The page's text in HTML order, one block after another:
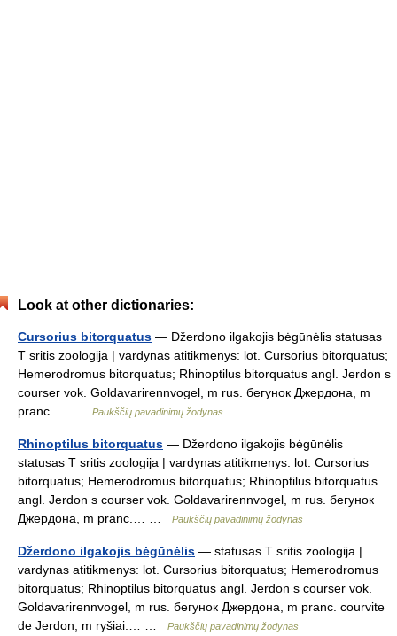
Look at other dictionaries:
Cursorius bitorquatus — Džerdono ilgakojis bėgūnėlis statusas
T sritis zoologija | vardynas atitikmenys: lot. Cursorius bitorquatus;
Hemerodromus bitorquatus; Rhinoptilus bitorquatus angl. Jerdon s
courser vok. Goldavarirennvogel, m rus. бегунок Джердона, m
pranc.… …
Paukščių pavadinimų žodynas
Rhinoptilus bitorquatus — Džerdono ilgakojis bėgūnėlis
statusas T sritis zoologija | vardynas atitikmenys: lot. Cursorius
bitorquatus; Hemerodromus bitorquatus; Rhinoptilus bitorquatus
angl. Jerdon s courser vok. Goldavarirennvogel, m rus. бегунок
Джердона, m pranc.… …
Paukščių pavadinimų žodynas
Džerdono ilgakojis bėgūnėlis — statusas T sritis zoologija |
vardynas atitikmenys: lot. Cursorius bitorquatus; Hemerodromus
bitorquatus; Rhinoptilus bitorquatus angl. Jerdon s courser vok.
Goldavarirennvogel, m rus. бегунок Джердона, m pranc. courvite
de Jerdon, m ryšiai:… …
Paukščių pavadinimų žodynas